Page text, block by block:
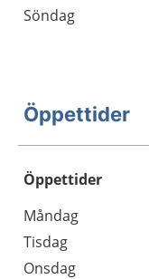
Söndag
Öppettider
Öppettider
Dag
Öppettider
Kommentarer
Måndag
Tisdag
Onsdag